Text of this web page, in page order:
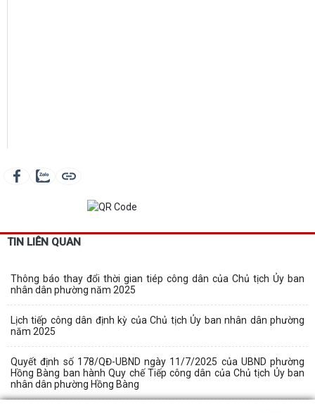
TIN LIÊN QUAN
Thông báo thay đổi thời gian tiép công dân của Chủ tịch Ủy ban
nhân dân phường năm 2025
Lịch tiếp công dân định kỳ của Chủ tịch Ủy ban nhân dân phường
năm 2025
Quyết định số 178/QĐ-UBND ngày 11/7/2025 của UBND phường
Hồng Bàng ban hành Quy chế Tiếp công dân của Chủ tịch Ủy ban
nhân dân phường Hồng Bàng